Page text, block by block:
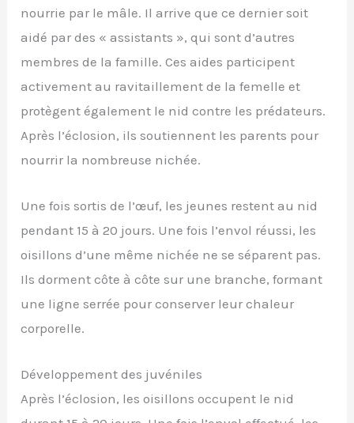
nourrie par le mâle. Il arrive que ce dernier soit
aidé par des « assistants », qui sont d’autres
membres de la famille. Ces aides participent
activement au ravitaillement de la femelle et
protègent également le nid contre les prédateurs.
Après l’éclosion, ils soutiennent les parents pour
nourrir la nombreuse nichée.
Une fois sortis de l’œuf, les jeunes restent au nid
pendant 15 à 20 jours. Une fois l’envol réussi, les
oisillons d’une même nichée ne se séparent pas.
Ils dorment côte à côte sur une branche, formant
une ligne serrée pour conserver leur chaleur
corporelle.
Développement des juvéniles
Après l’éclosion, les oisillons occupent le nid